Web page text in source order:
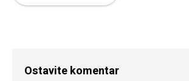
Ostavite komentar